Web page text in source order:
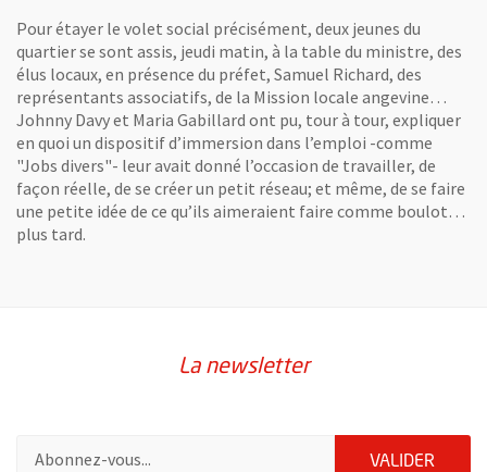
Pour étayer le volet social précisément, deux jeunes du
quartier se sont assis, jeudi matin, à la table du ministre, des
élus locaux, en présence du préfet, Samuel Richard, des
représentants associatifs, de la Mission locale angevine…
Johnny Davy et Maria Gabillard ont pu, tour à tour, expliquer
en quoi un dispositif d’immersion dans l’emploi -comme
"Jobs divers"- leur avait donné l’occasion de travailler, de
façon réelle, de se créer un petit réseau; et même, de se faire
une petite idée de ce qu’ils aimeraient faire comme boulot…
plus tard.
La newsletter
VALIDER